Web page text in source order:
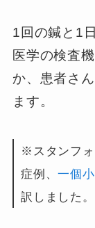
1回の鍼と1
医学の検査
か、患者さ
ます。
※スタンフ
症例、一個
訳しました。